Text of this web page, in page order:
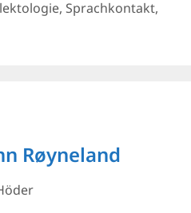
, Sprachkontakt,
Røyneland